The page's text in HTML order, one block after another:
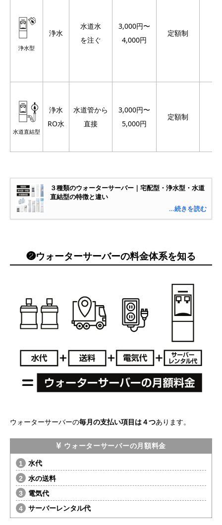
浄水型
浄水
水道水
を注ぐ
3,000円〜
4,000円
定額制
水道直結型
浄水
RO水
水道管から
直接
3,000円〜
5,000円
定額制
３種類のウォーターサーバー｜宅配型・浄水型・水道
直結型の特徴と違い
…続きを読む
❷ウォーターサーバーの料金体系を知る
ウォーターサーバーの毎月の支払い項目は４つあります。
ウォーターサーバーの月額料金
水代
水の送料
電気代
サーバーレンタル代